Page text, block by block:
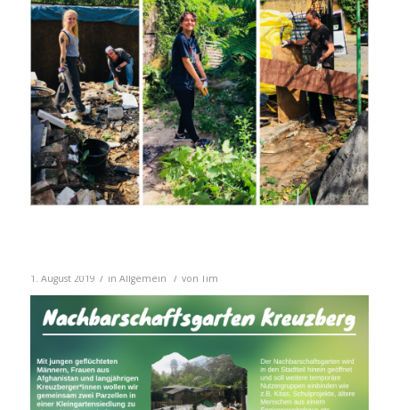
1. August 2019 / in Allgemein / von Tim